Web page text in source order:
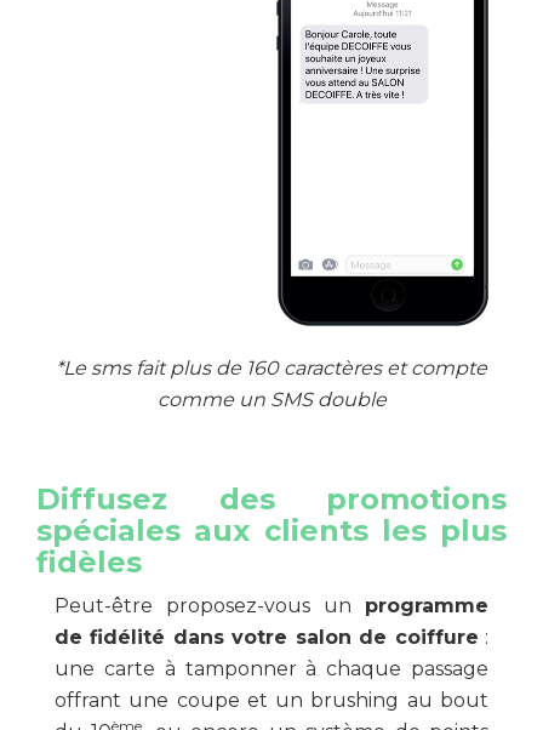
*Le sms fait plus de 160 caractères et compte
comme un SMS double
Diffusez des promotions
spéciales aux clients les plus
fidèles
Peut-être proposez-vous un programme
de fidélité dans votre salon de coiffure :
une carte à tamponner à chaque passage
offrant une coupe et un brushing au bout
ème